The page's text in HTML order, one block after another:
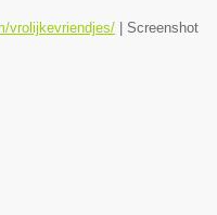
vrolijkevriendjes/
Screenshot